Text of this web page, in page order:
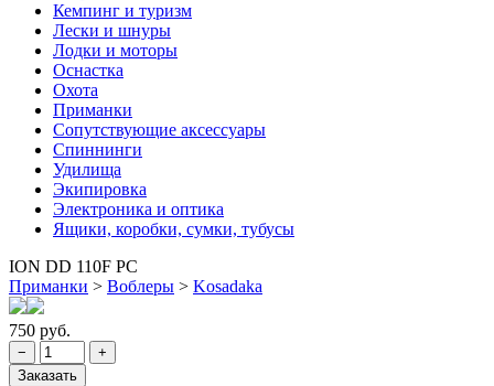
Кемпинг и туризм
Лески и шнуры
Лодки и моторы
Оснастка
Охота
Приманки
Сопутствующие аксессуары
Спиннинги
Удилища
Экипировка
Электроника и оптика
Ящики, коробки, сумки, тубусы
ION DD 110F PC
Приманки > Воблеры > Kosadaka
750 руб.